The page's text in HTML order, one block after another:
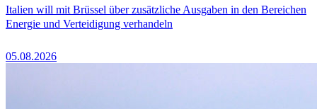
Italien will mit Brüssel über zusätzliche Ausgaben in den Bereichen
Energie und Verteidigung verhandeln
05.08.2026